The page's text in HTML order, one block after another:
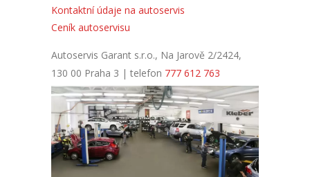
Kontaktní údaje na autoservis
Ceník autoservisu
Autoservis Garant s.r.o., Na Jarově 2/2424,
130 00 Praha 3 | telefon 777 612 763